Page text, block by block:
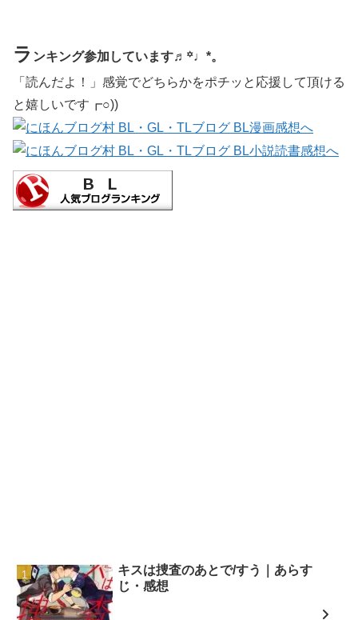
ラ ンキング参加しています♬꙳♩*。
「読んだよ！」感覚でどちらかをポチッと応援して頂ける
と嬉しいです┏○))
キスは捜査のあとで/すう｜あらす
じ・感想